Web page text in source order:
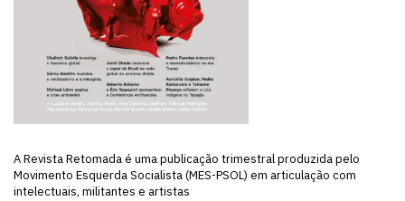
A Revista Retomada é uma publicação trimestral produzida pelo
Movimento Esquerda Socialista (MES-PSOL) em articulação com
intelectuais, militantes e artistas